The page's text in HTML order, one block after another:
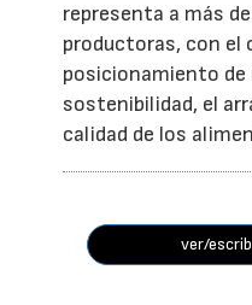
representa a más
productoras, con el
posicionamiento de
sostenibilidad, el
calidad de los
ver/